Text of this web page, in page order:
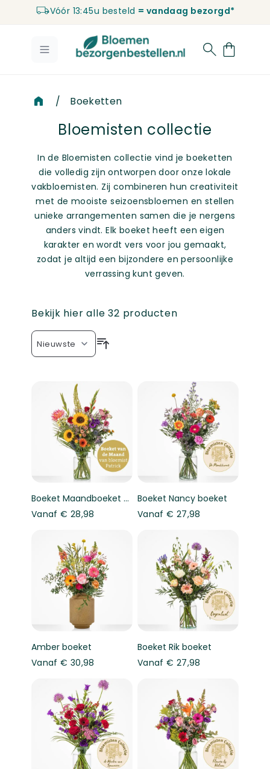
Vóór 13:45u besteld = vandaag bezorgd*
/ Boeketten
Bloemisten collectie
In de Bloemisten collectie vind je boeketten
die volledig zijn ontworpen door onze lokale
vakbloemisten. Zij combineren hun creativiteit
met de mooiste seizoensbloemen en stellen
unieke arrangementen samen die je nergens
anders vindt. Elk boeket heeft een eigen
karakter en wordt vers voor jou gemaakt,
zodat je altijd een bijzondere en persoonlijke
verrassing kunt geven.
Bekijk hier alle32 producten
Boeket Maandboeket augustus
Vanaf € 28,98
Boeket Nancy boeket
Vanaf € 27,98
Amber boeket
Vanaf € 30,98
Boeket Rik boeket
Vanaf € 27,98